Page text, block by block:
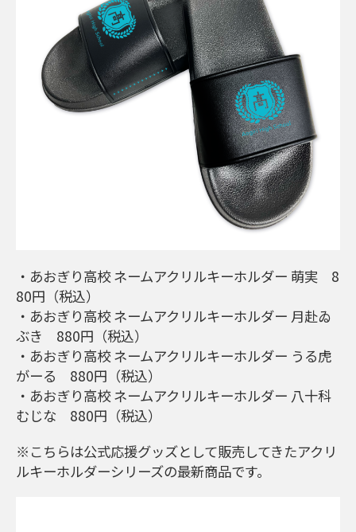
・あおぎり高校 ネームアクリルキーホルダー 萌実 8
80円（税込）
・あおぎり高校 ネームアクリルキーホルダー 月赴ゐ
ぶき 880円（税込）
・あおぎり高校 ネームアクリルキーホルダー うる虎
がーる 880円（税込）
・あおぎり高校 ネームアクリルキーホルダー 八十科
むじな 880円（税込）
※こちらは公式応援グッズとして販売してきたアクリ
ルキーホルダーシリーズの最新商品です。